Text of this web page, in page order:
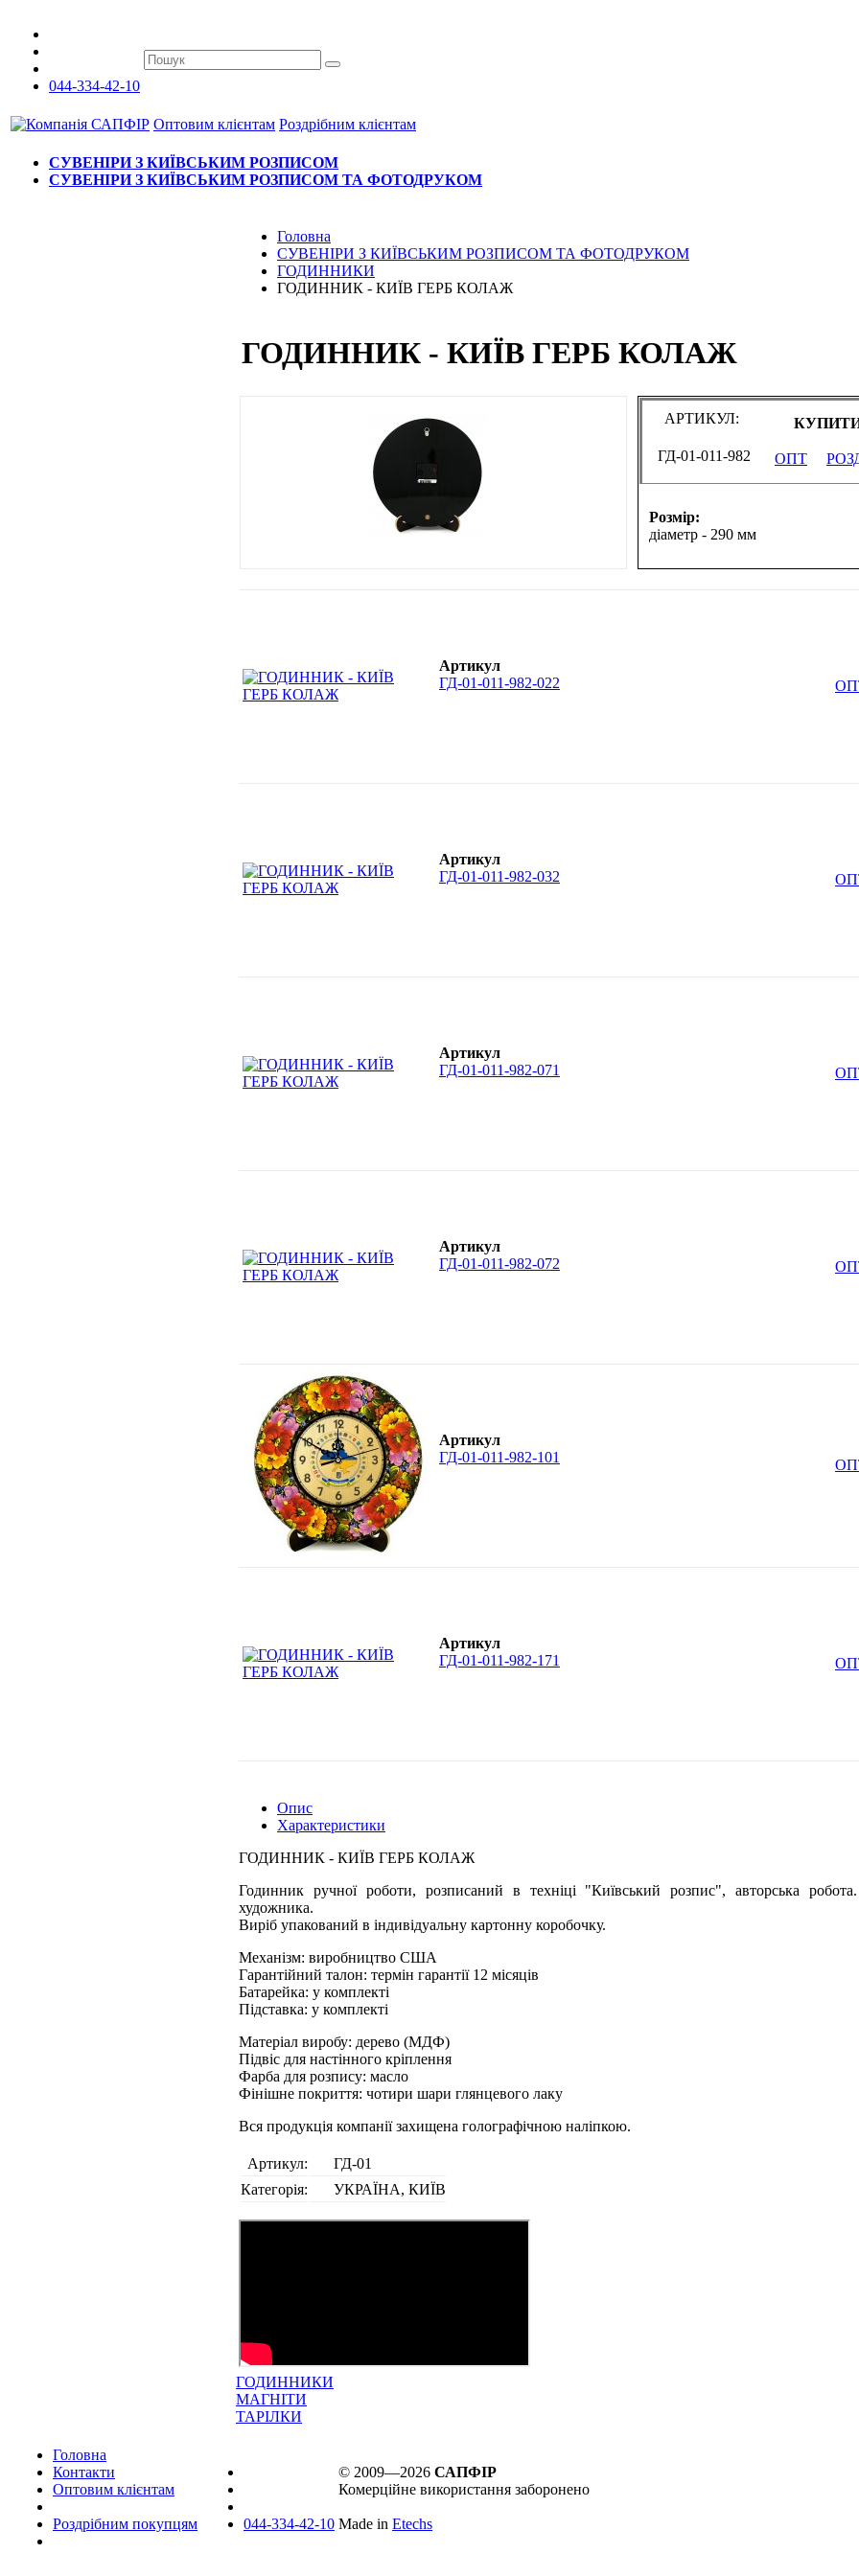
044-334-42-10
Оптовим клієнтам Роздрібним клієнтам
СУВЕНІРИ З КИЇВСЬКИМ РОЗПИСОМ
СУВЕНІРИ З КИЇВСЬКИМ РОЗПИСОМ ТА ФОТОДРУКОМ
Головна
СУВЕНІРИ З КИЇВСЬКИМ РОЗПИСОМ ТА ФОТОДРУКОМ
ГОДИННИКИ
ГОДИННИК - КИЇВ ГЕРБ КОЛАЖ
ГОДИННИК - КИЇВ ГЕРБ КОЛАЖ
АРТИКУЛ:
ГД-01-011-982 ОПТ
Розмір:
діаметр - 290 мм
Артикул
ГД-01-011-982-022
Артикул
ГД-01-011-982-032
Артикул
ГД-01-011-982-071
Артикул
ГД-01-011-982-072
Артикул
ГД-01-011-982-101
Артикул
ГД-01-011-982-171
Опис
Характеристики
ГОДИННИК - КИЇВ ГЕРБ КОЛАЖ
Годинник ручної роботи, розписаний в техніці "Київський розпис", авторська
художника.
Виріб упакований в індивідуальну картонну коробочку.
Механізм: виробництво США
Гарантійний талон: термін гарантії 12 місяців
Батарейка: у комплекті
Підставка: у комплекті
Матеріал виробу: дерево (МДФ)
Підвіс для настінного кріплення
Фарба для розпису: масло
Фінішне покриття: чотири шари глянцевого лаку
Вся продукція компанії захищена голографічною наліпкою.
Артикул:
ГД-01
Категорія:
УКРАЇНА, КИЇВ
ГОДИННИКИ
МАГНІТИ
ТАРІЛКИ
Головна
Контакти
Оптовим клієнтам
Роздрібним покупцям 044-334-42-10
© 2009—2026 САПФІР
Комерційне використання заборонено
Made in Etechs